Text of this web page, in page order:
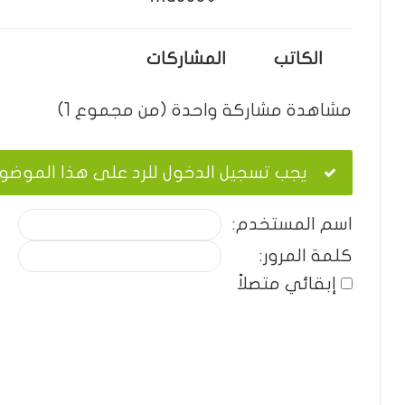
الكاتب المشاركات
مشاهدة مشاركة واحدة (من مجموع 1)
يجب تسجيل الدخول للرد على هذا
اسم المستخدم:
كلمة المرور:
إبقائي متصلاً